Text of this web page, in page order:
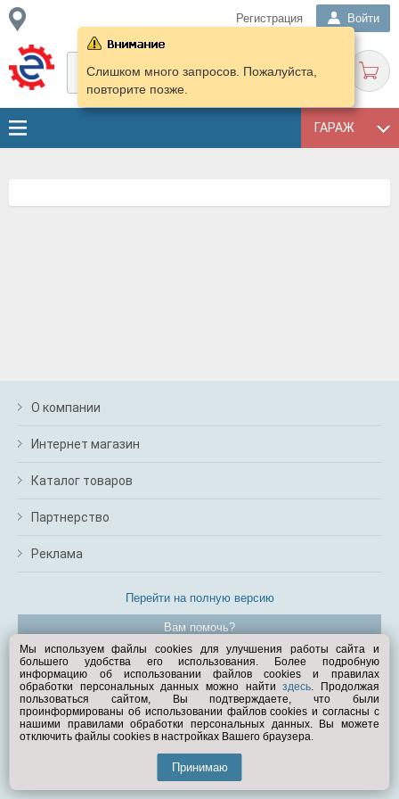
Регистрация Войти
ГАРАЖ
Слишком много запросов. Пожалуйста,
повторите позже.
О компании
Интернет магазин
Каталог товаров
Партнерство
Реклама
Перейти на полную версию
Вам помочь?
© Exist.ru 1998—2026
Мы используем файлы cookies для улучшения работы сайта и
большего удобства его использования. Более подробную
информацию об использовании файлов cookies и правилах
обработки персональных данных можно найтиздесь. Продолжая
пользоваться сайтом, Вы подтверждаете, что были
проинформированы об использовании файлов cookies и согласны с
нашими правилами обработки персональных данных. Вы можете
отключить файлы cookies в настройках Вашего браузера.
Принимаю